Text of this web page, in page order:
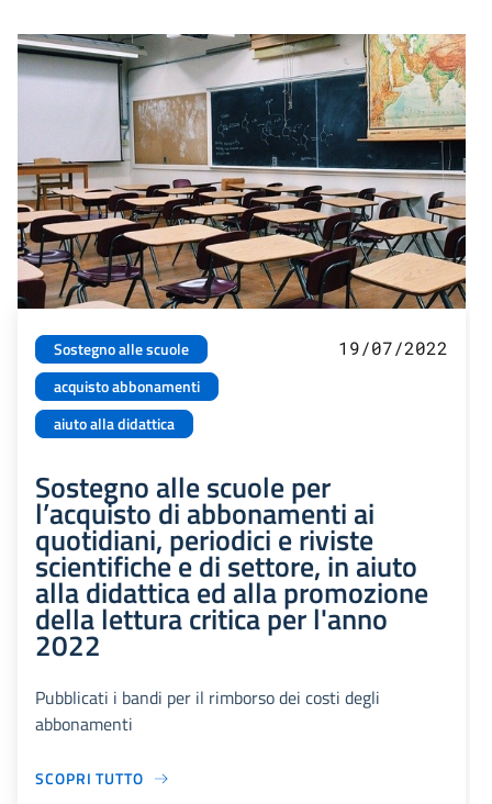
Sostegno alle scuole
acquisto abbonamenti
aiuto alla didattica
19/07/2022
Sostegno alle scuole per
l’acquisto di abbonamenti ai
quotidiani, periodici e riviste
scientifiche e di settore, in aiuto
alla didattica ed alla promozione
della lettura critica per l'anno
2022
Pubblicati i bandi per il rimborso dei costi degli
abbonamenti
SCOPRI TUTTO